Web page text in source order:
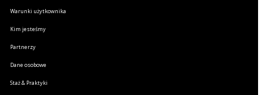
Warunki użytkownika
Kim jesteśmy
Partnerzy
Dane osobowe
Staż & Praktyki